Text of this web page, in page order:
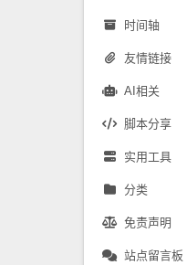
时间轴
友情链接
AI相关
脚本分享
实用工具
镜像源速配
分类
免责声明
站点留言板